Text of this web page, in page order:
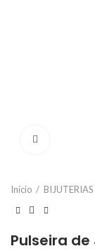
Início BIJUTERIAS
Pulseira